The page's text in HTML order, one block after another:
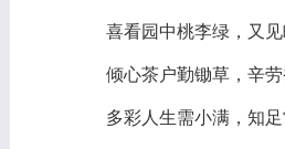
喜看园中桃李绿，又见
倾心茶户勤锄草，辛劳
多彩人生需小满，知足